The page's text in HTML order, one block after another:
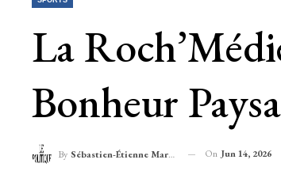
La
Bonheur
By Sébastien-Étienne Marechal On Jun 14, 2026